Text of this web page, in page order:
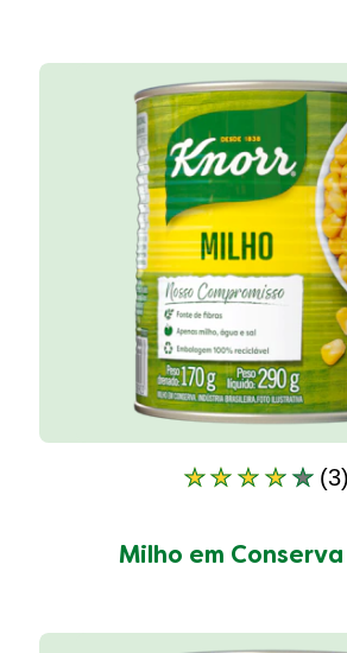
Milho em
A
deste
Conserva
(3)